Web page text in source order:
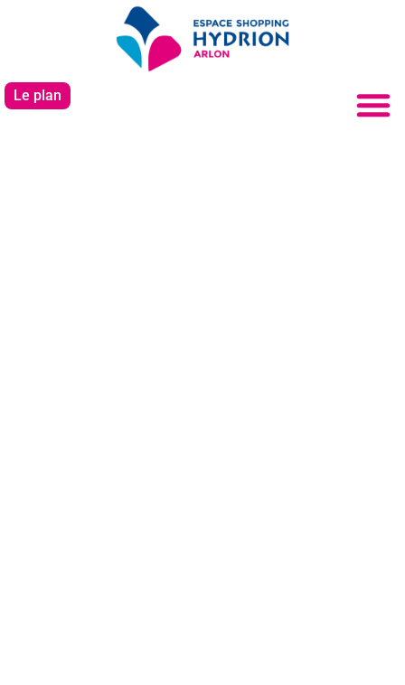
Le plan